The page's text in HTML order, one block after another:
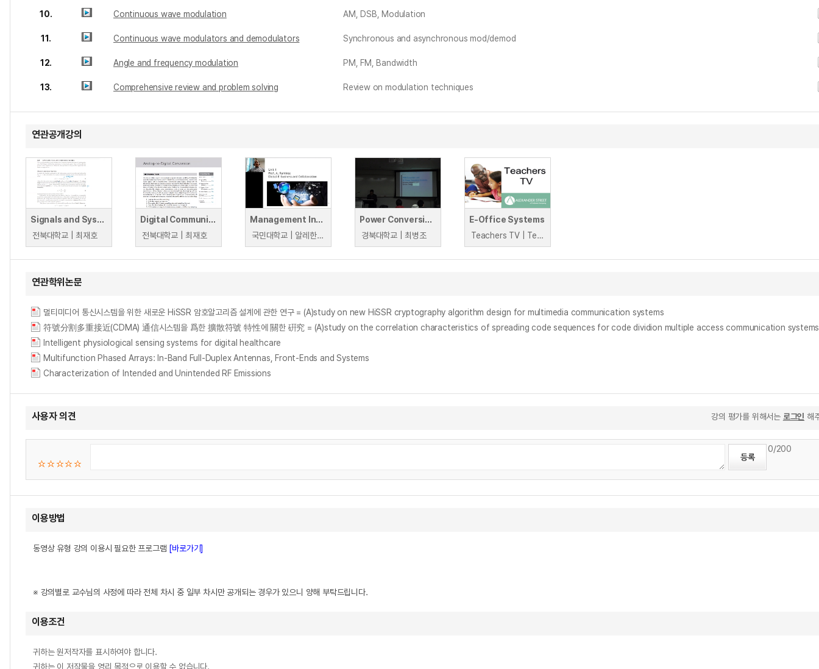
10. Continuous wave modulation AM, DSB, Modulation
11. Continuous wave modulators and demodulators Synchronous and asynchronous mod/demod
12. Angle and frequency modulation PM, FM, Bandwidth
13. Comprehensive review and problem solving Review on modulation techniques
연관공개강의
Signals and Systems (신호및시스템)
전북대학교 | 최재호
Digital Communication Systems (디지털통신시스템)
전북대학교 | 최재호
Management Information Systems
국민대학교 | 알레한드로라미레즈
Power Conversion Circuits: DC Power Conversion Systems
경북대학교 | 최병조
E-Office Systems
Teachers TV | Teachers TV
연관학위논문
멀티미디어 통신시스템을 위한 새로운 HiSSR 암호알고리즘 설계에 관한 연구 = (A)study on new HiSSR cryptography algorithm design for multimedia communication systems
符號分割多重接近(CDMA) 通信시스템을 爲한 擴散符號 特性에 關한 硏究 = (A)study on the correlation characteristics of spreading code sequences for code dividion multiple access communication systems
Intelligent physiological sensing systems for digital healthcare
Multifunction Phased Arrays: In-Band Full-Duplex Antennas, Front-Ends and Systems
Characterization of Intended and Unintended RF Emissions
사용자 의견 강의 평가를 위해서는 로그인 해
0/200
이용방법
동영상 유형 강의 이용시 필요한 프로그램 [바로가기]
※ 강의별로 교수님의 사정에 따라 전체 차시 중 일부 차시만 공개되는 경우가 있으니 양해 부탁드립니다.
이용조건
귀하는 원저작자를 표시하여야 합니다.
귀하는 이 저작물을 영리 목적으로 이용할 수 없습니다.